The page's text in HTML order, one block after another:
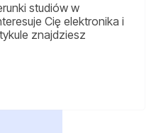
studiów w
Cię elektronika i
znajdziesz